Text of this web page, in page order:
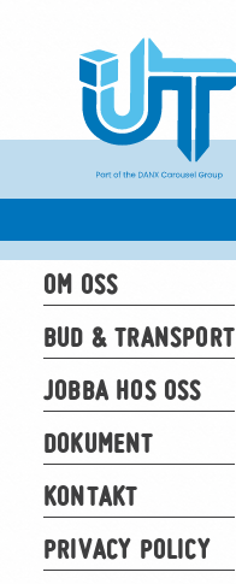
OM OSS
BUD & TRANSPORT
JOBBA HOS OSS
DOKUMENT
KONTAKT
PRIVACY POLICY